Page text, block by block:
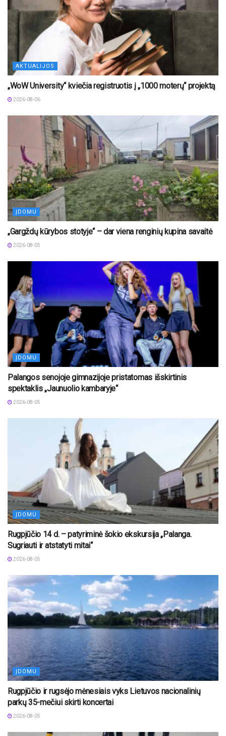
AKTUALIJOS
„WoW University“ kviečia registruotis į „1000 moterų“ projektą
2026-08-06
ĮDOMU
„Gargždų kūrybos stotyje“ – dar viena renginių kupina savaitė
2026-08-05
ĮDOMU
Palangos senojoje gimnazijoje pristatomas išskirtinis
spektaklis „Jaunuolio kambaryje“
2026-08-05
ĮDOMU
Rugpjūčio 14 d. – patyriminė šokio ekskursija „Palanga.
Sugriauti ir atstatyti mitai“
2026-08-05
ĮDOMU
Rugpjūčio ir rugsėjo mėnesiais vyks Lietuvos nacionalinių
parkų 35-mečiui skirti koncertai
2026-08-05